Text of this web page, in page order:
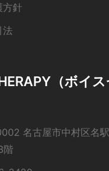
方針
法
（ボイ
名古屋市中村区名
階